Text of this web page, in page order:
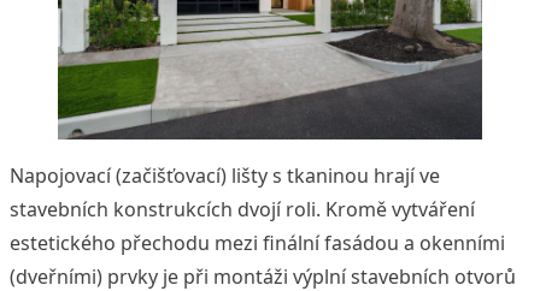
Napojovací (začišťovací) lišty s tkaninou hrají ve
stavebních konstrukcích dvojí roli. Kromě vytváření
estetického přechodu mezi finální fasádou a okenními
(dveřními) prvky je při montáži výplní stavebních otvorů